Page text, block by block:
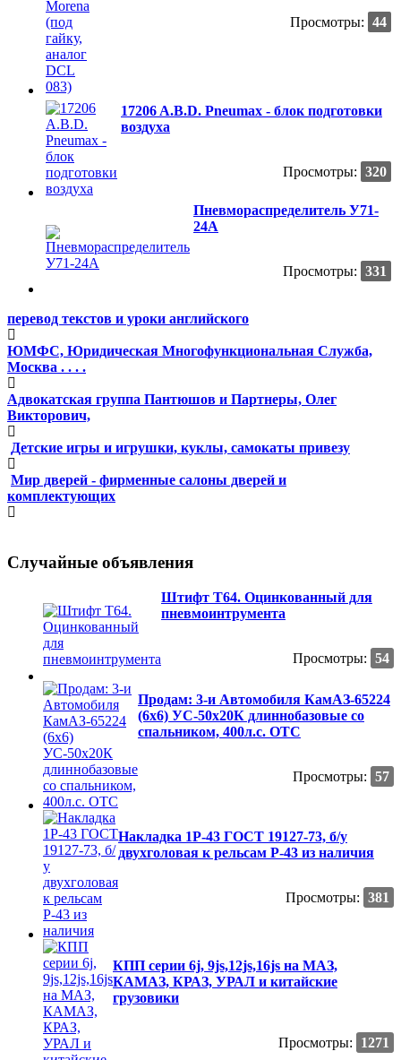
Просмотры: 44
17206 A.B.D. Pneumax - блок подготовки
воздуха
Просмотры: 320
Пневмораспределитель У71-
24А
Просмотры: 331
перевод текстов и уроки английского
ЮМФС, Юридическая Многофункциональная Служба,
Москва . . . .
Адвокатская группа Пантюшов и Партнеры, Олег
Викторович,
Детские игры и игрушки, куклы, самокаты привезу
Мир дверей - фирменные салоны дверей и
комплектующих
Случайные объявления
Штифт T64. Оцинкованный для
пневмоинтрумента
Просмотры: 54
Продам: 3-и Автомобиля КамАЗ-65224
(6х6) УС-50х20К длиннобазовые со
спальником, 400л.с. ОТС
Просмотры: 57
Накладка 1Р-43 ГОСТ 19127-73, б/у
двухголовая к рельсам Р-43 из наличия
Просмотры: 381
КПП серии 6j, 9js,12js,16js на МАЗ,
КАМАЗ, КРАЗ, УРАЛ и китайские
грузовики
Просмотры: 1271